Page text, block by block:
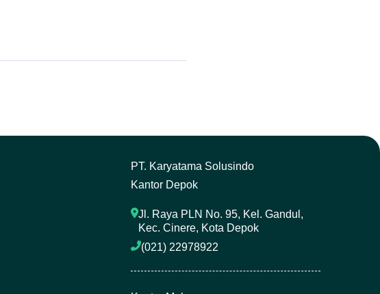
PT. Karyatama Solusindo
Kantor Depok
Jl. Raya PLN No. 95, Kel. Gandul,
Kec. Cinere, Kota Depok
(021) 22978922